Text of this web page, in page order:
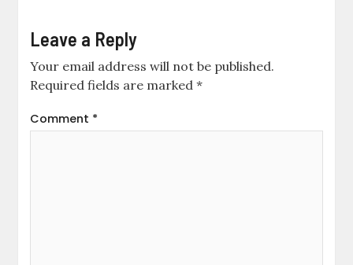
Leave a Reply
Your email address will not be published.
Required fields are marked*
Comment *